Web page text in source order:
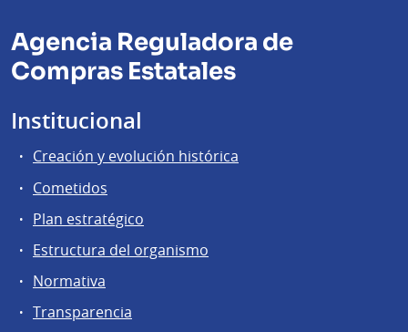
Agencia Reguladora de
Compras Estatales
Institucional
Creación y evolución histórica
Cometidos
Plan estratégico
Estructura del organismo
Normativa
Transparencia